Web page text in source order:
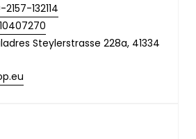
132114
Steylerstrasse 228a, 41334